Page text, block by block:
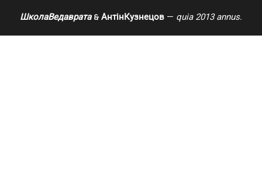
ШколаВедаврата 🙲 АнтінКузнецов — quia 2013 annus.